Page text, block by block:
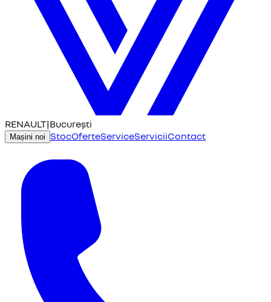
RENAULT|București
Mașini noi StocOferteServiceServiciiContact